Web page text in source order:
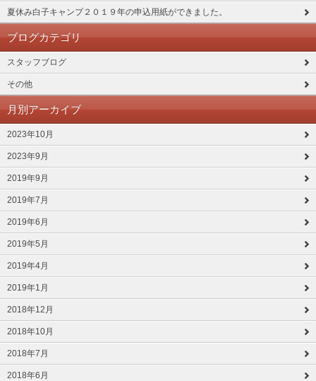
夏休み白子キャンプ２０１９年の申込用紙ができました。
ブログカテゴリ
スタッフブログ
その他
月別アーカイブ
2023年10月
2023年9月
2019年9月
2019年7月
2019年6月
2019年5月
2019年4月
2019年1月
2018年12月
2018年10月
2018年7月
2018年6月